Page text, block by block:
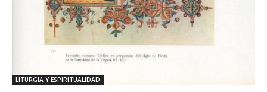
LITURGIA Y ESPIRITUALIDAD